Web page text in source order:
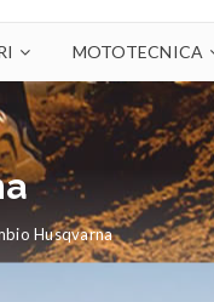
MOTOTECNICA
Husqvarna